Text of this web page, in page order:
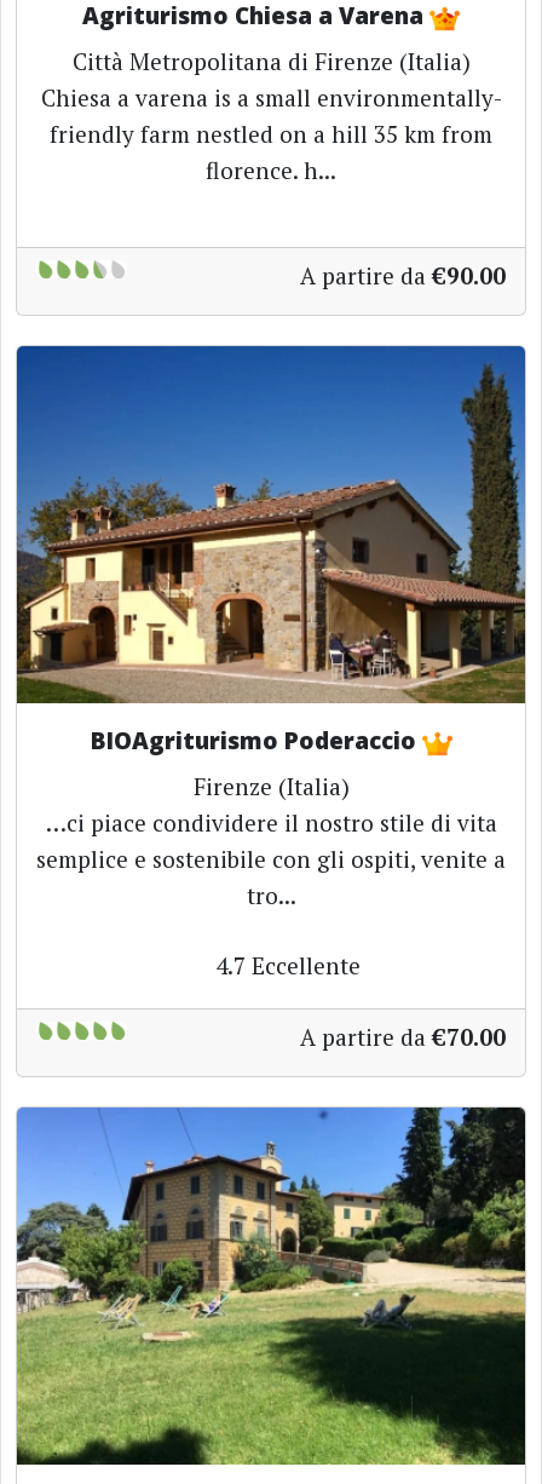
Agriturismo Chiesa a Varena
Città Metropolitana di Firenze (Italia)
Chiesa a varena is a small environmentally-
friendly farm nestled on a hill 35 km from
florence. h...
A partire da €90.00
BIOAgriturismo Poderaccio
Firenze (Italia)
…ci piace condividere il nostro stile di vita
semplice e sostenibile con gli ospiti, venite a
tro...
4.7 Eccellente
A partire da €70.00